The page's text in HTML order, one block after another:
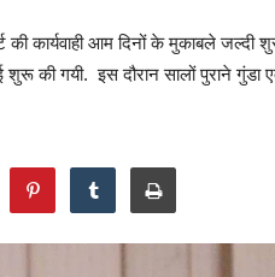
की कार्यवाही आम दिनों के मुकाबले
शुरू की गयी. इस दौरान सालों पुराने